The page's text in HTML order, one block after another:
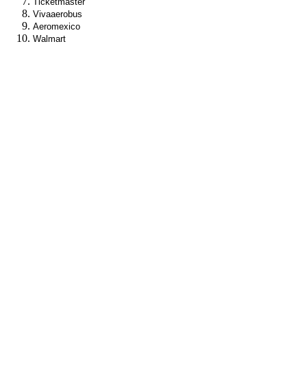
Vivaaerobus
Aeromexico
Walmart